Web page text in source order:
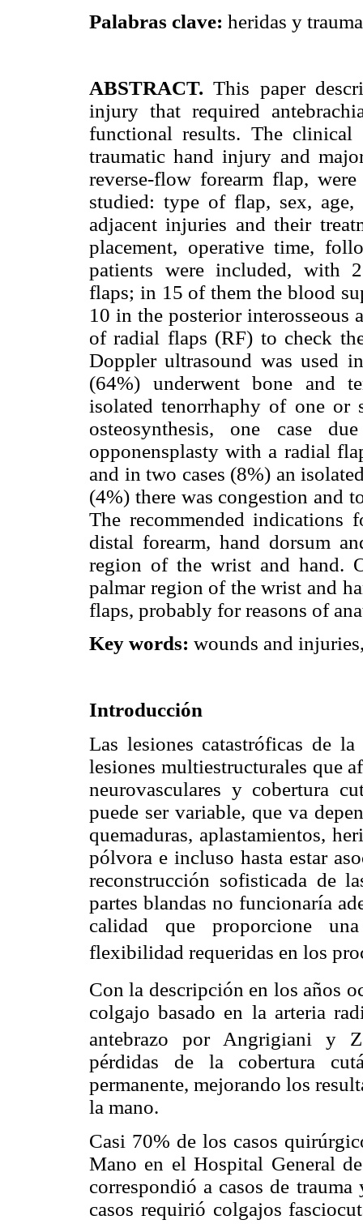
Palabras clave: heridas y
ABSTRACT.This paper
injury that required
functional results. The
traumatic hand injury and
reverse-flow forearm flap,
studied: type of flap, sex,
adjacent injuries and their
placement, operative time,
patients were included, with
flaps; in 15 of them the blood
10 in the posterior interosseous
of radial flaps (RF) to check
Doppler ultrasound was used
(64%) underwent bone and
isolated tenorrhaphy of one or
osteosynthesis, one case
opponensplasty with a radial
and in two cases (8%) an
(4%) there was congestion and
The recommended
distal forearm, hand dorsum
region of the wrist and hand.
palmar region of the wrist and
flaps, probably for reasons of
Key words: wounds and
Introducción
Las lesiones catastróficas de
lesiones multiestructurales que
neurovasculares y cobertura
puede ser variable, que va
quemaduras, aplastamientos,
pólvora e incluso hasta estar
reconstrucción sofisticada de
partes blandas no funcionaría
calidad que proporcione
flexibilidad requeridas en los
Con la descripción en los años
colgajo basado en la arteria
antebrazo por Angrigiani y
pérdidas de la cobertura
permanente, mejorando los
la mano.
Casi 70% de los casos
Mano en el Hospital General
correspondió a casos de
casos requirió colgajos